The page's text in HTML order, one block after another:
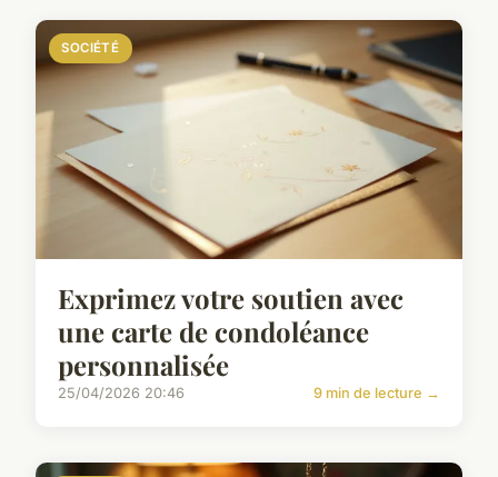
SOCIÉTÉ
Exprimez votre soutien avec
une carte de condoléance
personnalisée
25/04/2026 20:46 9 min de lecture →